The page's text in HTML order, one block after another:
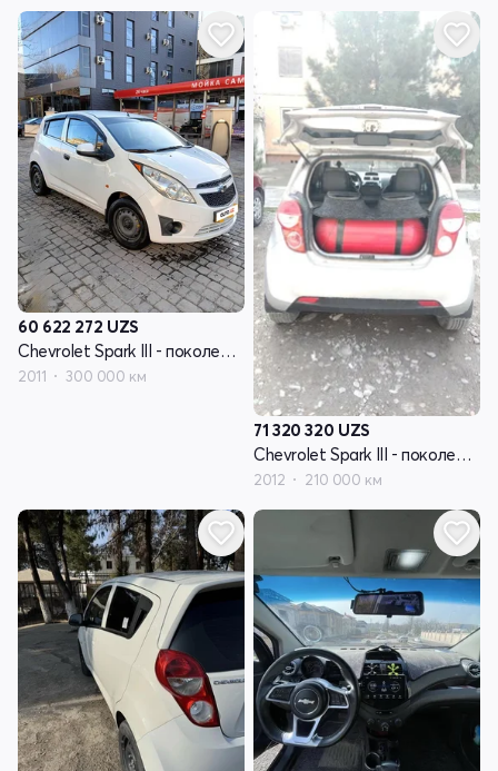
60 622 272 UZS
Chevrolet Spark III - поколение
2011 300 000 км
71 320 320 UZS
Chevrolet Spark III - поколение
2012 210 000 км